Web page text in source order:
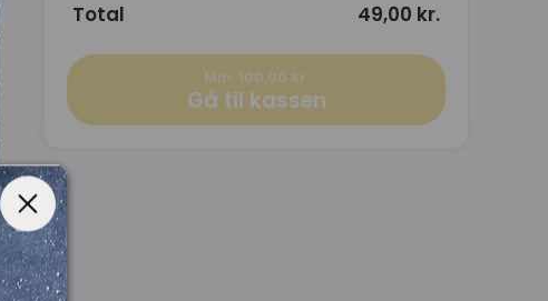
Total 49,00 kr.
Min. 100,00 kr.
Gå til kassen